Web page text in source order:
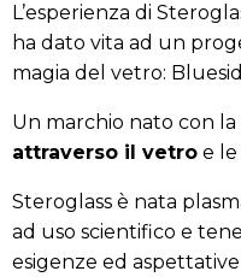
L’esperienza di
ha dato vita ad un
magia del vetro:
Un marchio nato con la
attraverso il vetro e
Steroglass è nata
ad uso scientifico e
esigenze ed